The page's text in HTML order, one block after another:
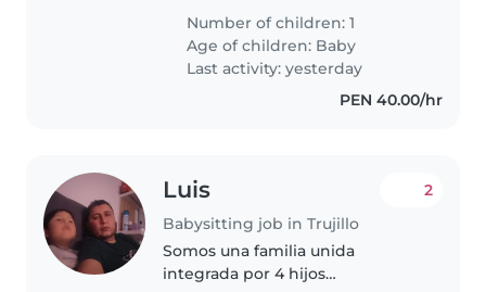
embarazada de una chica (.5).
Tengo mi pareja, se llama
Richard y es Trujillano y
tenemos..
Number of children: 1
Age of children: Baby
Last activity: yesterday
PEN 40.00/hr
Luis
Babysitting job in Trujillo
2
Somos una familia unida
integrada por 4 hijos